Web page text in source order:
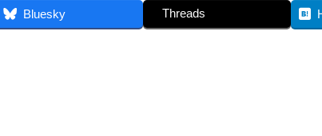
Bluesky Threads